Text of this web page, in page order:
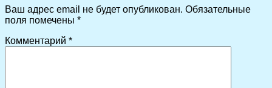
Ваш адрес email не будет опубликован. Обязательные
поля помечены *
Комментарий *